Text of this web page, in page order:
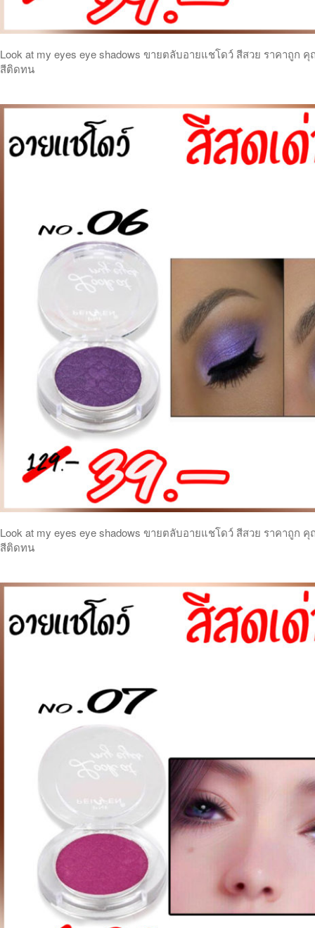
Look at my eyes eye shadows ขายตลับอายแชโดว์ สีสวย ราคาถูก
สีติดทน
Look at my eyes eye shadows ขายตลับอายแชโดว์ สีสวย ราคาถูก
สีติดทน